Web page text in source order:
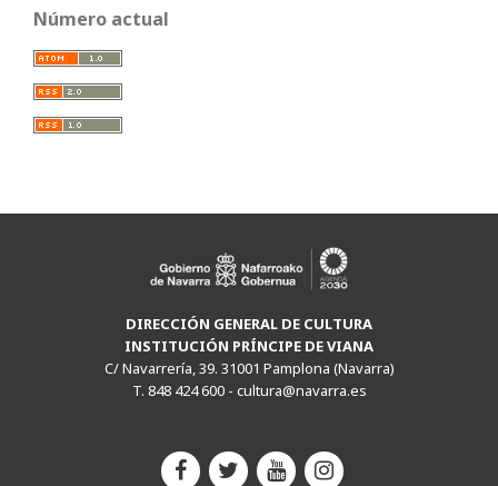
Número actual
DIRECCIÓN GENERAL DE CULTURA
INSTITUCIÓN PRÍNCIPE DE VIANA
C/ Navarrería, 39. 31001 Pamplona (Navarra)
T. 848 424 600 - cultura@navarra.es